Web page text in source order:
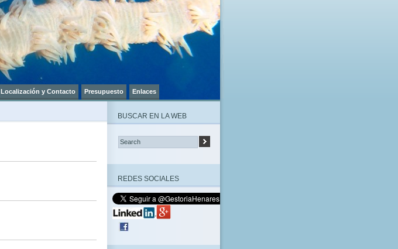
Localización y Contacto Presupuesto Enlaces
BUSCAR EN LA WEB
REDES SOCIALES